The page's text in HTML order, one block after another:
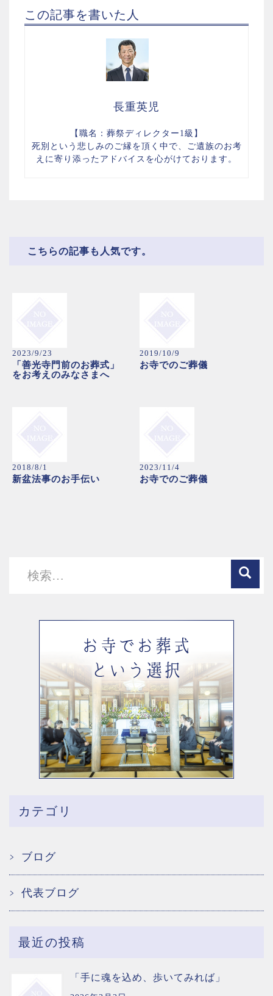
この記事を書いた人
長重英児
【職名：葬祭ディレクター1級】
死別という悲しみのご縁を頂く中で、ご遺族のお考
えに寄り添ったアドバイスを心がけております。
こちらの記事も人気です。
2023/9/23
「善光寺門前のお葬式」
をお考えのみなさまへ
2019/10/9
お寺でのご葬儀
2018/8/1
新盆法事のお手伝い
2023/11/4
お寺でのご葬儀
カテゴリ
ブログ
代表ブログ
最近の投稿
「手に魂を込め、歩いてみれば」